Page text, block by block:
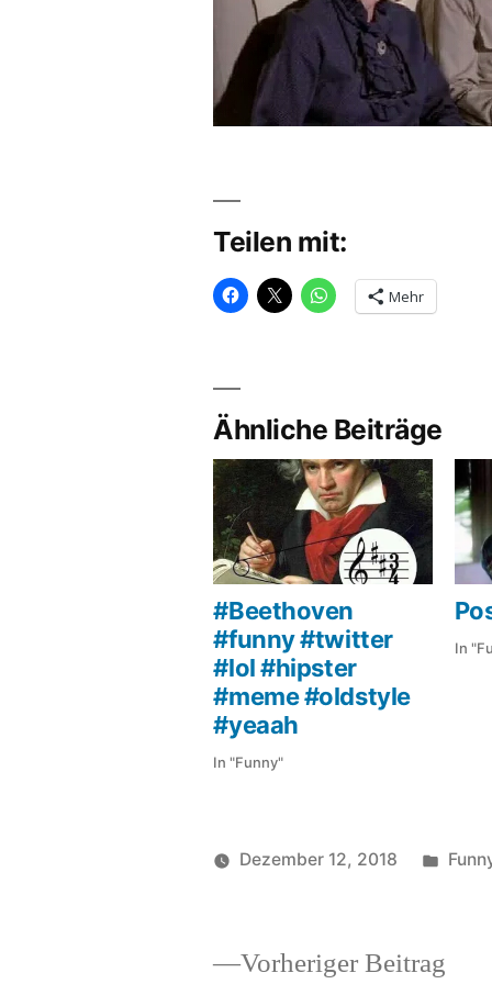
Teilen mit:
Mehr
Ähnliche Beiträge
#Beethoven
#funny #twitter
#lol #hipster
#meme #oldstyle
#yeaah
In "Funny"
In
Dezember 12, 2018
Vorheriger Beitrag